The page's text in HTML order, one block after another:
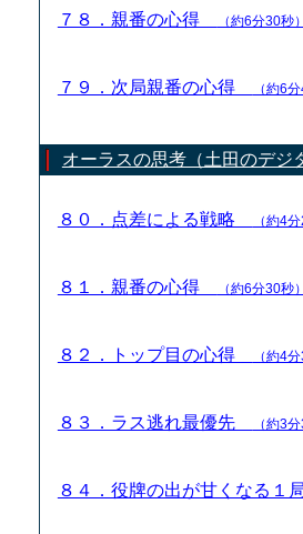
７８．親番の心得 （約6分30秒）
７９．次局親番の心得 （約6
オーラスの思考（土田のデジ
８０．点差による戦略 （約4
８１．親番の心得 （約6分30秒）
８２．トップ目の心得 （約4
８３．ラス逃れ最優先 （約3
８４．役牌の出が甘くなる１